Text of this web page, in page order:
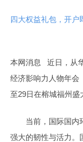
四大权益礼包，开户
本网消息 近日，从
经济影响力人物年会
至29日在榕城福州盛
当前，国际国内
强大的韧性与活力。